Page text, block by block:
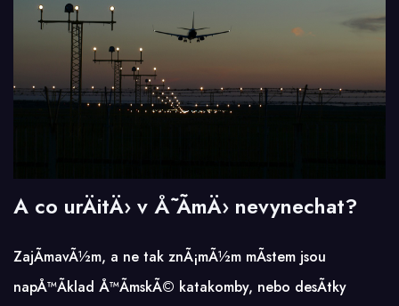
A co urÄitÄ› v Å˜Ã­mÄ› nevynechat?
ZajÃ­mavÃ½m, a ne tak znÃ¡mÃ½m mÃ­stem jsou
napÅ™Ã­klad Å™Ã­mskÃ© katakomby, nebo desÃ­tky